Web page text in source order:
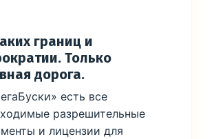
границ и
Только
дорога.
есть все
разрешительные
и лицензии для